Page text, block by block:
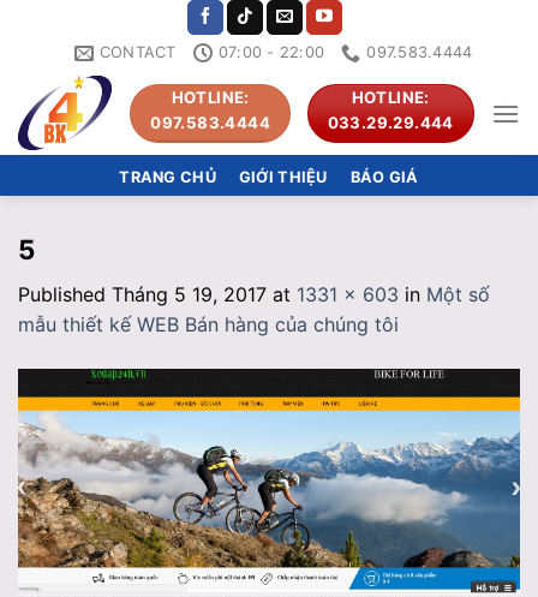
CONTACT 07:00 - 22:00 097.583.4444
HOTLINE:
097.583.4444
HOTLINE:
033.29.29.444
TRANG CHỦ GIỚI THIỆU BÁO GIÁ
5
Published Tháng 5 19, 2017 at 1331 × 603 in Một số
mẫu thiết kế WEB Bán hàng của chúng tôi